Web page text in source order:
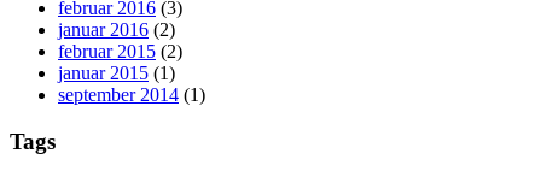
februar 2016 (3)
januar 2016 (2)
februar 2015 (2)
januar 2015 (1)
september 2014 (1)
Tags